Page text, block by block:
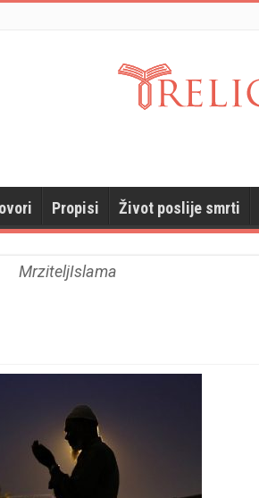
Propisi Život poslije smrti
MrziteljIslama